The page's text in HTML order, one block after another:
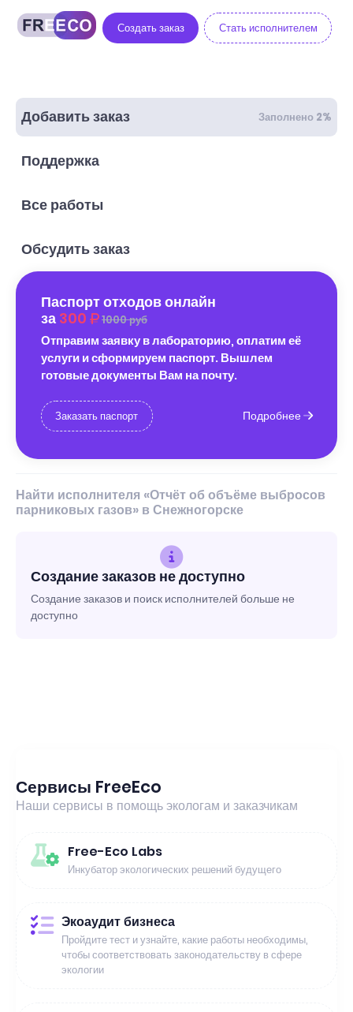
Создать заказ Стать исполнителем
Добавить заказ Заполнено 2%
Поддержка
Все работы
Обсудить заказ
Паспорт отходов онлайн
за 300 1000 руб
Отправим заявку в лабораторию, оплатим её
услуги и сформируем паспорт. Вышлем
готовые документы Вам на почту.
Заказать паспорт Подробнее
Найти исполнителя «Отчёт об объёме выбросов
парниковых газов» в Снежногорске
Создание заказов не доступно
Создание заказов и поиск исполнителей больше не
доступно
Сервисы FreeEco
Наши сервисы в помощь экологам и заказчикам
Free-Eco Labs
Инкубатор экологических решений будущего
Экоаудит бизнеса
Пройдите тест и узнайте, какие работы необходимы,
чтобы соответствовать законодательству в сфере
экологии